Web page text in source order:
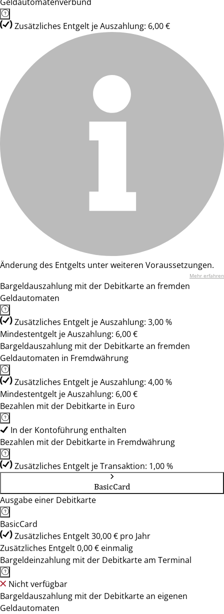
Zusätzliches Entgelt je Auszahlung: 6,00 €
Änderung des Entgelts unter weiteren Voraussetzungen.
Mehr erfahren
Bargeldauszahlung mit der Debitkarte an fremden
Geldautomaten
Zusätzliches Entgelt je Auszahlung: 3,00 %
Mindestentgelt je Auszahlung: 6,00 €
Bargeldauszahlung mit der Debitkarte an fremden
Geldautomaten in Fremdwährung
Zusätzliches Entgelt je Auszahlung: 4,00 %
Mindestentgelt je Auszahlung: 6,00 €
Bezahlen mit der Debitkarte in Euro
In der Kontoführung enthalten
Bezahlen mit der Debitkarte in Fremdwährung
Zusätzliches Entgelt je Transaktion: 1,00 %
BasicCard
Ausgabe einer Debitkarte
BasicCard
Zusätzliches Entgelt 30,00 € pro Jahr
Zusätzliches Entgelt 0,00 € einmalig
Bargeldeinzahlung mit der Debitkarte am Terminal
Nicht verfügbar
Bargeldauszahlung mit der Debitkarte an eigenen
Geldautomaten